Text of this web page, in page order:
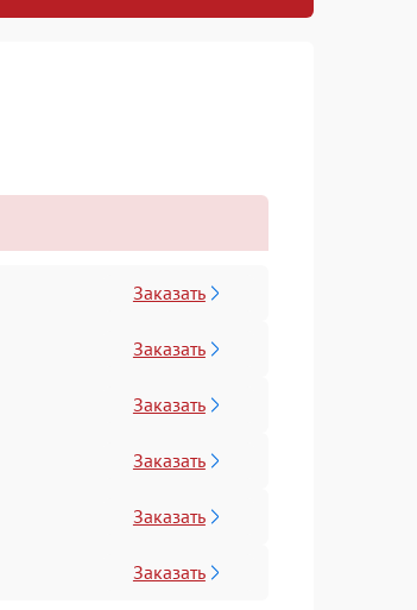
Заказать
Заказать
Заказать
Заказать
Заказать
Заказать